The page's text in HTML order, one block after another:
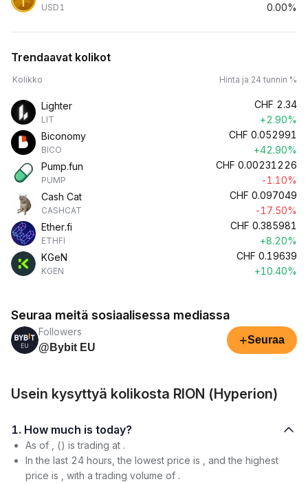
USD1
0.00%
Trendaavat kolikot
Kolikko Hinta ja 24 tunnin %
Lighter
LIT
CHF 2.34
+2.90%
Biconomy
BICO
CHF 0.052991
+42.90%
Pump.fun
PUMP
CHF 0.00231226
-1.10%
Cash Cat
CASHCAT
CHF 0.097049
-17.50%
Ether.fi
ETHFI
CHF 0.385981
+8.20%
KGeN
KGEN
CHF 0.19639
+10.40%
Seuraa meitä sosiaalisessa mediassa
Followers
@Bybit EU
+Seuraa
Usein kysyttyä kolikosta RION (Hyperion)
1. How much is today?
As of , () is trading at .
In the last 24 hours, the lowest price is , and the highest
price is , with a trading volume of .